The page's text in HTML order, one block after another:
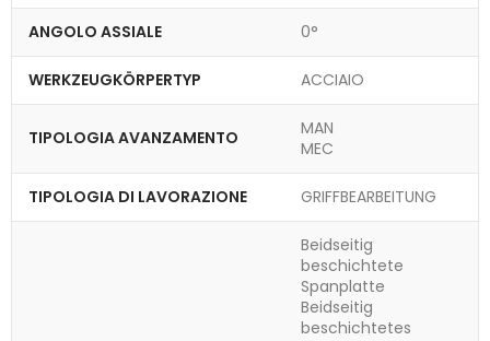
ANGOLO ASSIALE 0°
WERKZEUGKÖRPERTYP ACCIAIO
TIPOLOGIA AVANZAMENTO
MAN
MEC
TIPOLOGIA DI LAVORAZIONE GRIFFBEARBEITUNG
Beidseitig
beschichtete
Spanplatte
Beidseitig
beschichtetes